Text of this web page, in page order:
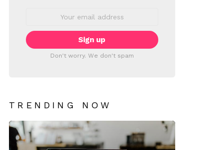
Don't worry. We don't spam
TRENDING NOW